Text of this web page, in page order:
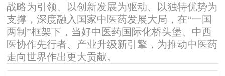
战略为引领、以创新发展为驱动、以独特优势为
支撑，深度融入国家中医药发展大局，在“一国
两制”框架下，当好中医药国际化桥头堡、中西
医协作先行者、产业升级新引擎，为推动中医药
走向世界作出更大贡献。